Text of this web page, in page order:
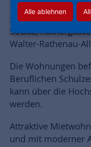
Unsere
sich in der Georg-
Straße,
Walter-Rathenau-
Die Wohnungen
Beruflichen
kann über die
werden.
Attraktive
und mit moderner
Alle ablehnen